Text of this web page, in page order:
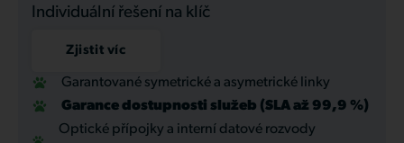
Individuální řešení na klíč
Zjistit víc
Garantované symetrické a asymetrické linky
Garance dostupnosti služeb (SLA až 99,9 %)
Optické přípojky a interní datové rozvody